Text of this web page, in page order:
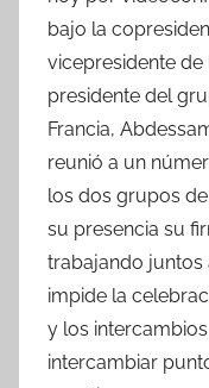
bajo la
vicepresidente de
presidente del
Francia,
reunió a un
los dos grupos
su presencia su
trabajando juntos
impide la
y los
intercambiar